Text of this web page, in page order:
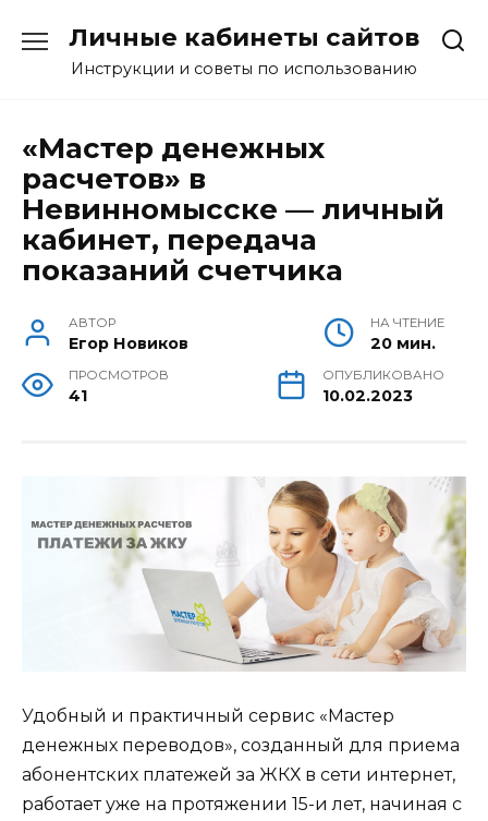
содержанию
Личные кабинеты сайтов
Инструкции и советы по использованию
«Мастер денежных
расчетов» в
Невинномысске — личный
кабинет, передача
показаний счетчика
АВТОР
Егор Новиков
НА ЧТЕНИЕ
20 мин.
ПРОСМОТРОВ
41
ОПУБЛИКОВАНО
10.02.2023
Удобный и практичный сервис «Мастер
денежных переводов», созданный для приема
абонентских платежей за ЖКХ в сети интернет,
работает уже на протяжении 15-и лет, начиная с